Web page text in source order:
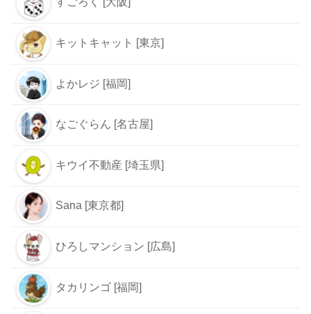
キットキャット [東京]
よかレジ [福岡]
なごぐらん [名古屋]
キウイ不動産 [埼玉県]
Sana [東京都]
ひろしマンション [広島]
タカリンゴ [福岡]